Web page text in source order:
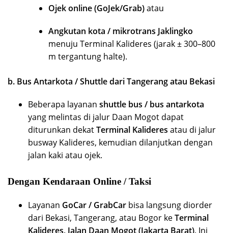
Ojek online (GoJek/Grab)atau
Angkutan kota / mikrotrans Jaklingko
menuju Terminal Kalideres (jarak ± 300–800
m tergantung halte).
b. Bus Antarkota / Shuttle dari Tangerang atau Bekasi
Beberapa layanan shuttle bus / bus antarkota
yang melintas di jalur Daan Mogot dapat
diturunkan dekatTerminal Kalideres atau di jalur
busway Kalideres, kemudian dilanjutkan dengan
jalan kaki atau ojek.
Dengan Kendaraan Online / Taksi
Layanan GoCar / GrabCar bisa langsung diorder
dari Bekasi, Tangerang, atau Bogor keTerminal
Kalideres, Jalan Daan Mogot (Jakarta Barat). Ini